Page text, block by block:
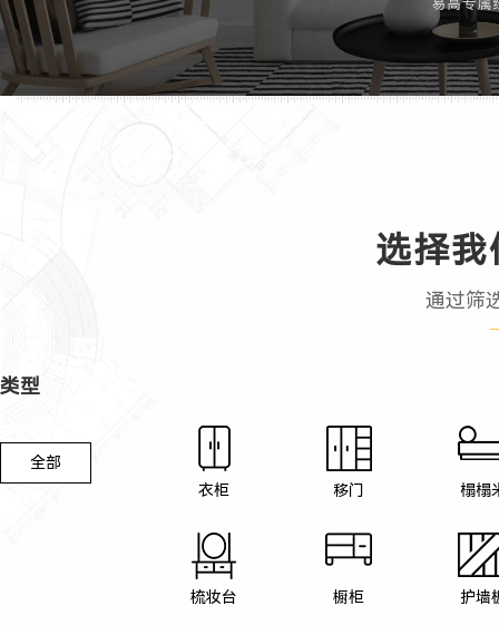
卧室空
木门系
选择
通过筛
类型
全部
衣柜
移门 榻榻
梳妆台 橱柜 护墙